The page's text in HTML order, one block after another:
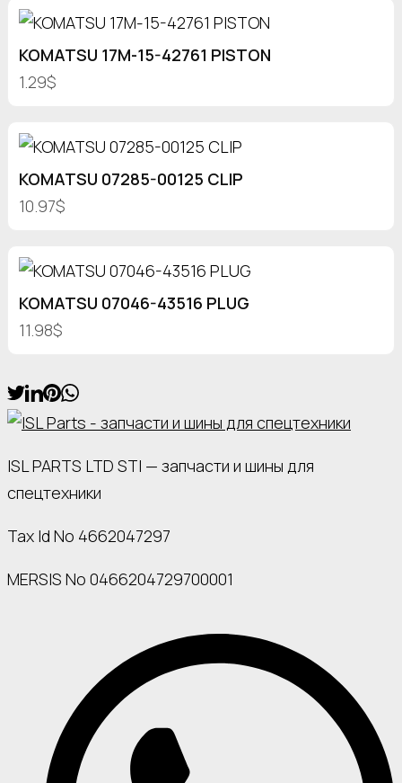
KOMATSU 17M-15-42761 PISTON
1.29$
KOMATSU 07285-00125 CLIP
10.97$
KOMATSU 07046-43516 PLUG
11.98$
ISL PARTS LTD STI — запчасти и шины для
спецтехники
Tax Id No 4662047297
MERSIS No 0466204729700001